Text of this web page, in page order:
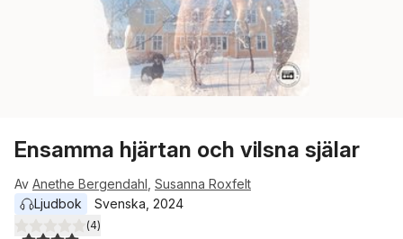
Ensamma hjärtan och vilsna själar
Av Anethe Bergendahl Susanna Roxfelt
Ljudbok
Svenska 2024
4,0utav 5 stjärnor. Totalt antal röster:
(4)